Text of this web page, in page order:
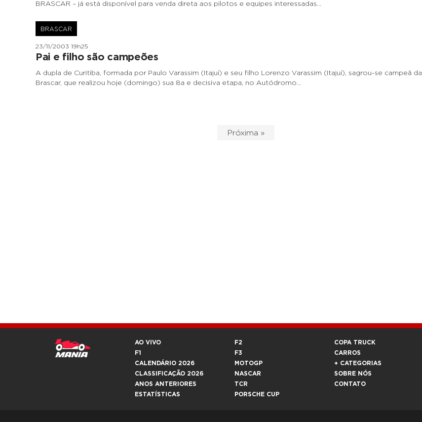
BRASCAR – já está disponível para venda direta aos pilotos e equipes interessadas…
BRASCAR
23/11/2003 19h25
Pai e filho são campeões
A dupla de Curitiba, formada por Paulo Varassim (Itajuí) e seu filho Lorenzo Varassim (Itajuí), sagrou-se campeã da
Brascar, que realizou hoje (domingo) sua 8a e decisiva etapa, no Autódromo…
Próxima »
AO VIVO
F1
CALENDÁRIO 2026
CLASSIFICAÇÃO 2026
ANOS ANTERIORES
ESTATÍSTICAS
F2
F3
MOTOGP
NASCAR
TCR
PORSCHE CUP
COPA TRUCK
CARROS
+ CATEGORIAS
SOBRE NÓS
CONTATO